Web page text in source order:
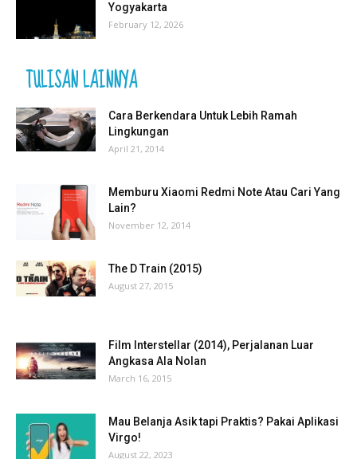
Yogyakarta
February 12, 2026
TULISAN LAINNYA
Cara Berkendara Untuk Lebih Ramah
Lingkungan
April 21, 2014
Memburu Xiaomi Redmi Note Atau Cari Yang
Lain?
November 12, 2014
The D Train (2015)
August 27, 2015
Film Interstellar (2014), Perjalanan Luar
Angkasa Ala Nolan
March 16, 2015
Mau Belanja Asik tapi Praktis? Pakai Aplikasi
Virgo!
August 22, 2023